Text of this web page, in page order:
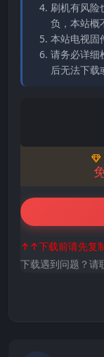
刷机有风险
负，本站概
本站电视固
请务必详细
后无法下载
↑↑下载前请先复
下载遇到问题？请